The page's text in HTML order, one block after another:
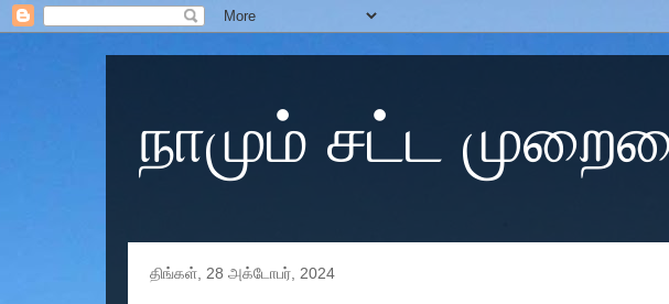
நாமும் சட்ட
திங்கள், 28 அக்டோபர், 2024